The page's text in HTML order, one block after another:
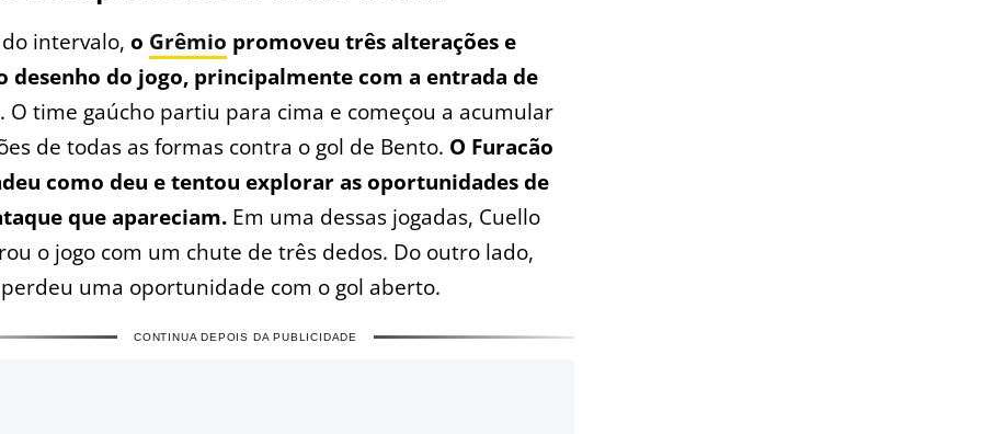
intervalo, o Grêmio promoveu três alterações e
desenho do jogo, principalmente com a entrada de
. O time gaúcho partiu para cima e começou a acumular
de todas as formas contra o gol de Bento. O Furacão
como deu e tentou explorar as oportunidades de
que apareciam. Em uma dessas jogadas, Cuello
o jogo com um chute de três dedos. Do outro lado,
uma oportunidade com o gol aberto.
CONTINUA DEPOIS DA PUBLICIDADE